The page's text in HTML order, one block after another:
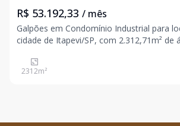
R$ 53.192,33 / mês
Galpões em Condomínio Industrial para
cidade de Itapevi/SP, com 2.312,71m² de
12 metros. Infraestrutura com vestiário,
pátio de manobras, doca, vagas de
2312m²